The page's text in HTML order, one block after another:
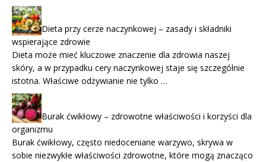
Dieta przy cerze naczynkowej – zasady i składniki
wspierające zdrowie
Dieta może mieć kluczowe znaczenie dla zdrowia naszej
skóry, a w przypadku cery naczynkowej staje się szczególnie
istotna. Właściwe odżywianie nie tylko …
Burak ćwikłowy – zdrowotne właściwości i korzyści dla
organizmu
Burak ćwikłowy, często niedoceniane warzywo, skrywa w
sobie niezwykłe właściwości zdrowotne, które mogą znacząco